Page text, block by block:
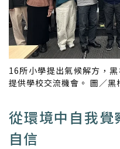
16所小學提出氣候解方，
提供學校交流機會。 圖／黑
從環境中自我覺
自信